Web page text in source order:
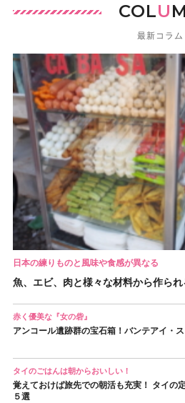
COLU
最新コラム
日本の練りものと風味や食感が異なる
魚、エビ、肉と様々な材料から作ら
赤く優美な『女の砦』
アンコール遺跡群の宝石箱！バンテアイ・
タイのごはんは朝からおいしい！
覚えておけば旅先での朝活も充実！ タイの
５選